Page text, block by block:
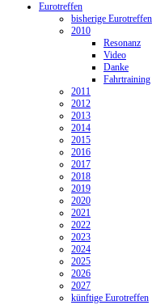
Eurotreffen
bisherige Eurotreffen
2010
Resonanz
Video
Danke
Fahrtraining
2011
2012
2013
2014
2015
2016
2017
2018
2019
2020
2021
2022
2023
2024
2025
2026
2027
künftige Eurotreffen